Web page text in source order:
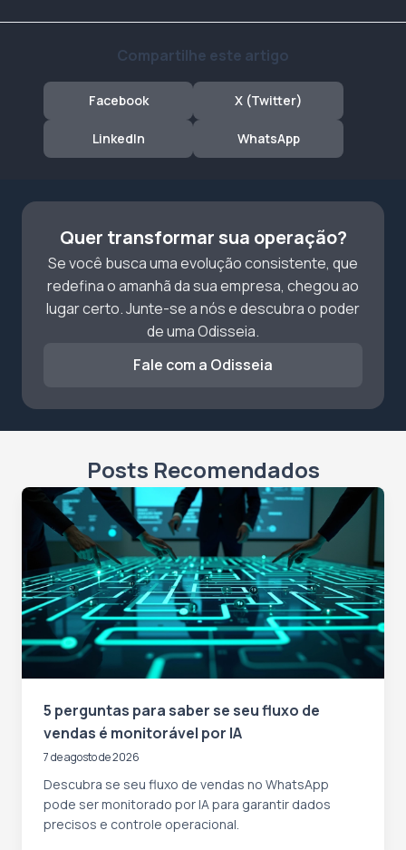
Compartilhe este artigo
Facebook X (Twitter)
LinkedIn WhatsApp
Quer transformar sua operação?
Se você busca uma evolução consistente, que
redefina o amanhã da sua empresa, chegou ao
lugar certo. Junte-se a nós e descubra o poder
de uma Odisseia.
Fale com a Odisseia
Posts Recomendados
5 perguntas para saber se seu fluxo de
vendas é monitorável por IA
7 de agosto de 2026
Descubra se seu fluxo de vendas no WhatsApp
pode ser monitorado por IA para garantir dados
precisos e controle operacional.